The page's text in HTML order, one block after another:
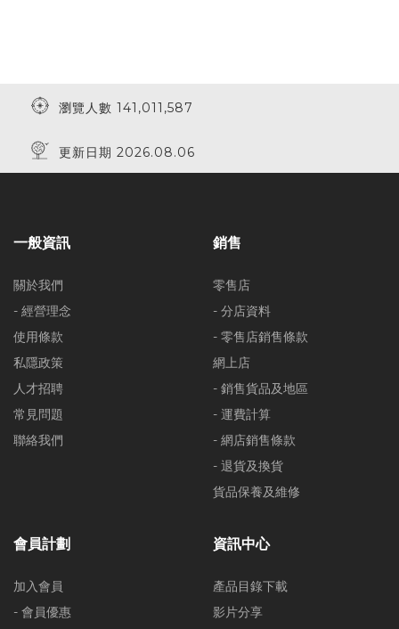
瀏覽人數 141,011,587
更新日期 2026.08.06
一般資訊
關於我們
- 經營理念
使用條款
私隱政策
人才招聘
常見問題
聯絡我們
銷售
零售店
- 分店資料
- 零售店銷售條款
網上店
- 銷售貨品及地區
- 運費計算
- 網店銷售條款
- 退貨及換貨
貨品保養及維修
會員計劃
加入會員
- 會員優惠
資訊中心
產品目錄下載
影片分享